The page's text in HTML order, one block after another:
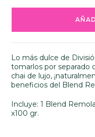
gr.
Lo más dulce de
tomarlos por separado
chai de lujo,
beneficios del Blend
Incluye: 1 Blend
x100 gr.